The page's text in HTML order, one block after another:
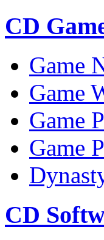
CD
Game
Game
Game
Game
CD